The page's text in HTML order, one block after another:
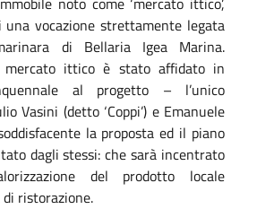
vocazione strettamente legata
di Bellaria Igea Marina.
mercato ittico è stato affidato in
al progetto – l’unico
Vasini (detto ‘Coppi’) e Emanuele
la proposta ed il piano
dagli stessi: che sarà incentrato
del prodotto locale
ristorazione.